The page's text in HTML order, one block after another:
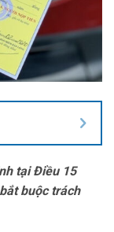
tại Điều 15
buộc trách